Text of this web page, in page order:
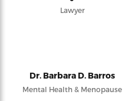
Lawyer
Dr. Barbara D. Barros
Mental Health & Menopause